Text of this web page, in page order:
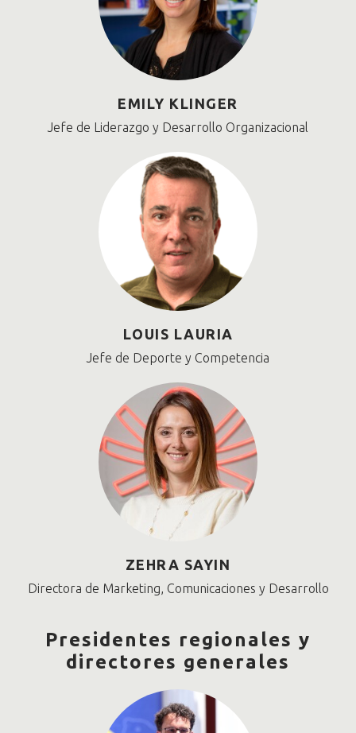
EMILY KLINGER
Jefe de Liderazgo y Desarrollo Organizacional
LOUIS LAURIA
Jefe de Deporte y Competencia
ZEHRA SAYIN
Directora de Marketing, Comunicaciones y Desarrollo
Presidentes regionales y
directores generales